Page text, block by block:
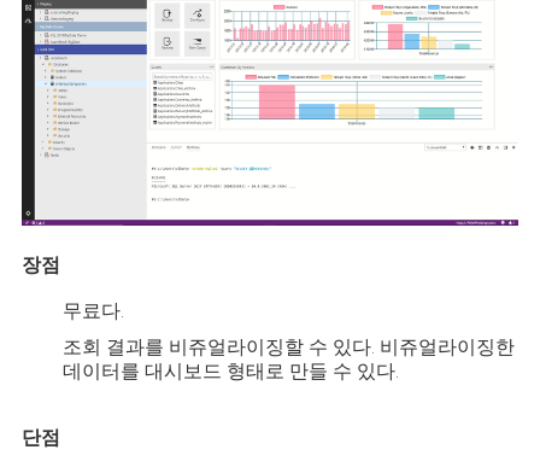
장점
무료다.
조회 결과를 비쥬얼라이징할 수 있다. 비쥬얼라이징한
데이터를 대시보드 형태로 만들 수 있다.
단점